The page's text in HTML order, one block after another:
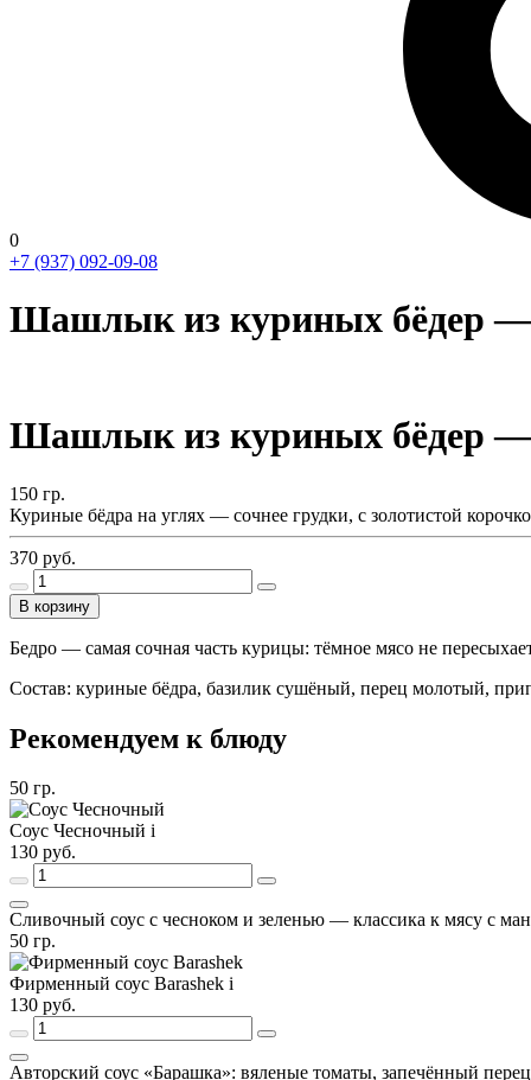
0
+7 (937) 092-09-08
Шашлык из куриных бёдер —
Шашлык из куриных бёдер —
150 гр.
Куриные бёдра на углях — сочнее грудки, с золотистой
370 руб.
В корзину
Бедро — самая сочная часть курицы: тёмное мясо не
Состав: куриные бёдра, базилик сушёный, перец молотый,
Рекомендуем к блюду
50 гр.
Соус Чесночный i
130 руб.
Сливочный соус с чесноком и зеленью — классика к мясу с
50 гр.
Фирменный соус Barashek i
130 руб.
Авторский соус «Барашка»: вяленые томаты, запечённый